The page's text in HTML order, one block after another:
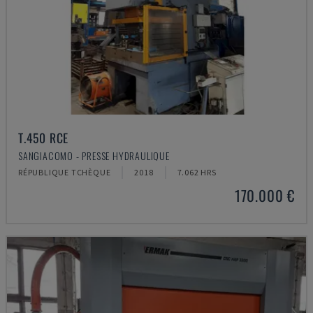
T.450 RCE
SANGIACOMO - PRESSE HYDRAULIQUE
RÉPUBLIQUE TCHÈQUE 2018 7.062 HRS
170.000 €